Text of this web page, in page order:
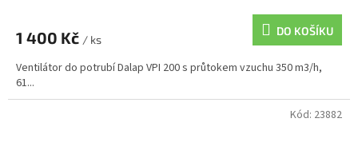
1 400 Kč / ks
DO KOŠÍKU
Ventilátor do potrubí Dalap VPI 200 s průtokem vzuchu 350 m3/h,
61...
Kód: 23882